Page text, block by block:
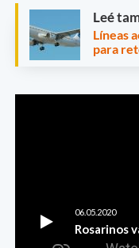
Leé
Líneas
para